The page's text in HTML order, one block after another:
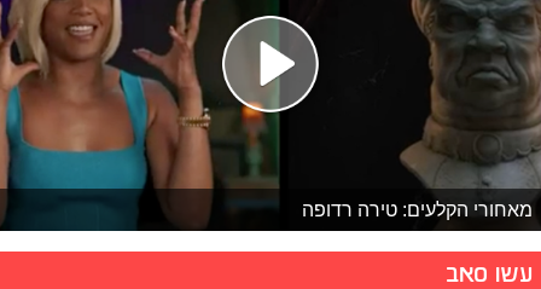
מאחורי הקלעים: טירה רדופה
עשו סאב